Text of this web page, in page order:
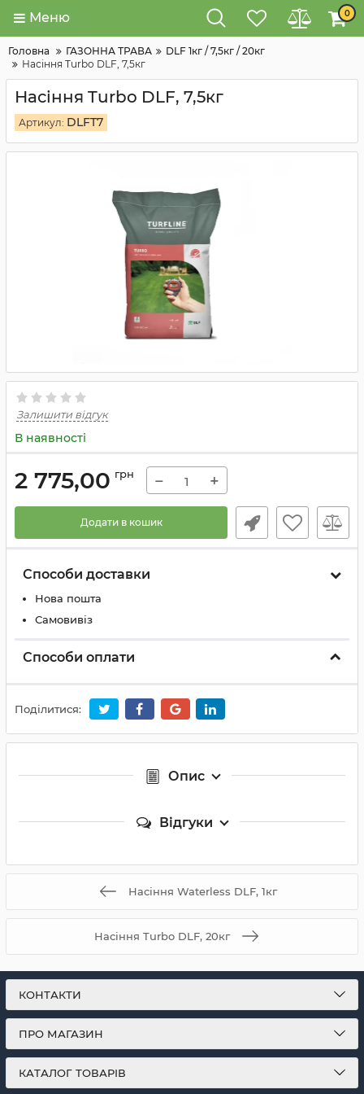
Меню 0
Головна ГАЗОННА ТРАВА
DLF 1кг / 7,5кг / 20кг
Насіння Turbo DLF, 7,5кг
Насіння Turbo DLF, 7,5кг
Артикул: DLFT7
Залишити відгук
В наявності
2 775,00 грн − +
Додати в кошик
Способи доставки
Нова пошта
Самовивіз
Способи оплати
Поділитися:
Опис
Відгуки
Насіння Waterless DLF, 1кг
Насіння Turbo DLF, 20кг
КОНТАКТИ
ПРО МАГАЗИН
КАТАЛОГ ТОВАРІВ